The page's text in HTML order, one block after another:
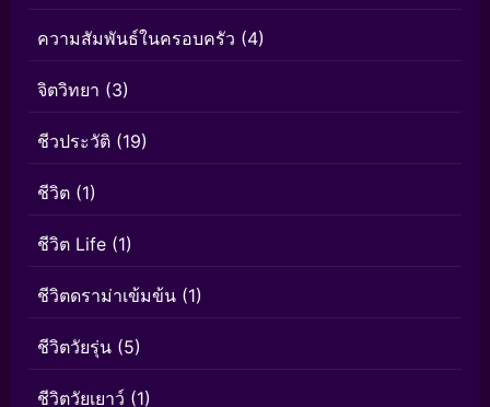
ความสัมพันธ์ในครอบครัว (4)
จิตวิทยา (3)
ชีวประวัติ (19)
ชีวิต (1)
ชีวิต Life (1)
ชีวิตดราม่าเข้มข้น (1)
ชีวิตวัยรุ่น (5)
ชีวิตวัยเยาว์ (1)